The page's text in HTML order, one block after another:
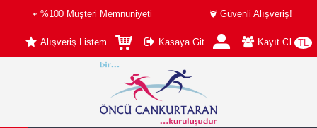
%100 Müşteri Memnuniyeti Güvenli Alışveriş!
TL
Alışveriş Listem Kasaya Git Kayıt Ol